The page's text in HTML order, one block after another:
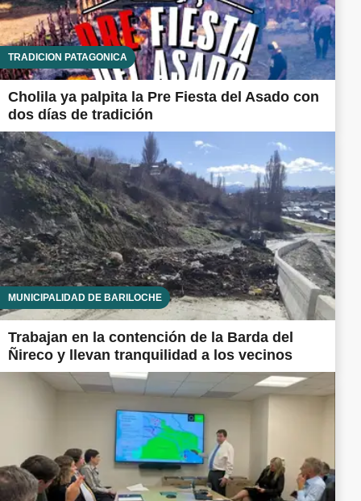
TRADICIÓN PATAGÓNICA
Cholila ya palpita la Pre Fiesta del Asado con
dos días de tradición
MUNICIPALIDAD DE BARILOCHE
Trabajan en la contención de la Barda del
Ñireco y llevan tranquilidad a los vecinos